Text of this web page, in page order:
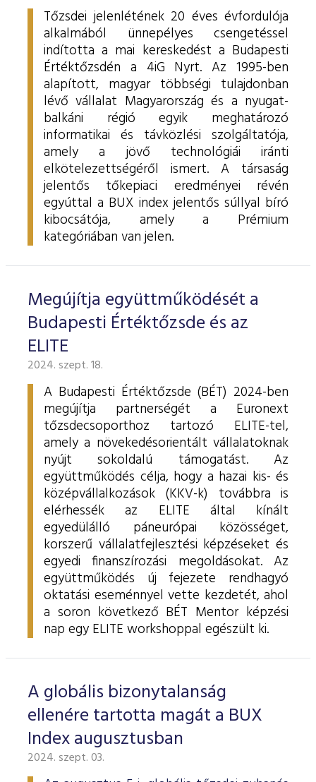
Tőzsdei jelenlétének 20 éves évfordulója
alkalmából ünnepélyes csengetéssel
indította a mai kereskedést a Budapesti
Értéktőzsdén a 4iG Nyrt. Az 1995-ben
alapított, magyar többségi tulajdonban
lévő vállalat Magyarország és a nyugat-
balkáni régió egyik meghatározó
informatikai és távközlési szolgáltatója,
amely a jövő technológiái iránti
elkötelezettségéről ismert. A társaság
jelentős tőkepiaci eredményei révén
egyúttal a BUX index jelentős súllyal bíró
kibocsátója, amely a Prémium
kategóriában van jelen.
Megújítja együttműködését a
Budapesti Értéktőzsde és az
ELITE
2024. szept. 18.
A Budapesti Értéktőzsde (BÉT) 2024-ben
megújítja partnerségét a Euronext
tőzsdecsoporthoz tartozó ELITE-tel,
amely a növekedésorientált vállalatoknak
nyújt sokoldalú támogatást. Az
együttműködés célja, hogy a hazai kis- és
középvállalkozások (KKV-k) továbbra is
elérhessék az ELITE által kínált
egyedülálló páneurópai közösséget,
korszerű vállalatfejlesztési képzéseket és
egyedi finanszírozási megoldásokat. Az
együttműködés új fejezete rendhagyó
oktatási eseménnyel vette kezdetét, ahol
a soron következő BÉT Mentor képzési
nap egy ELITE workshoppal egészült ki.
A globális bizonytalanság
ellenére tartotta magát a BUX
Index augusztusban
2024. szept. 03.